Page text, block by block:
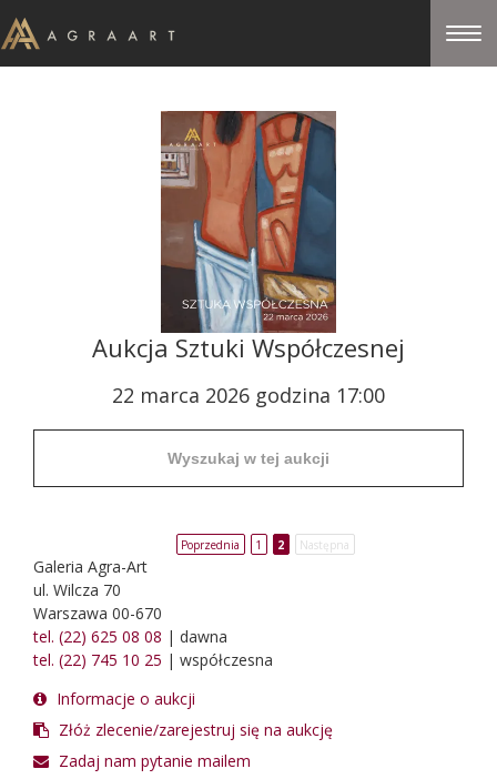
Aukcja Sztuki Współczesnej
22 marca 2026 godzina 17:00
Poprzednia 1 2 Następna
Galeria Agra-Art
ul. Wilcza 70
Warszawa 00-670
tel. (22) 625 08 08 | dawna
tel. (22) 745 10 25 | współczesna
Informacje o aukcji
Złóż zlecenie/zarejestruj się na aukcję
Zadaj nam pytanie mailem